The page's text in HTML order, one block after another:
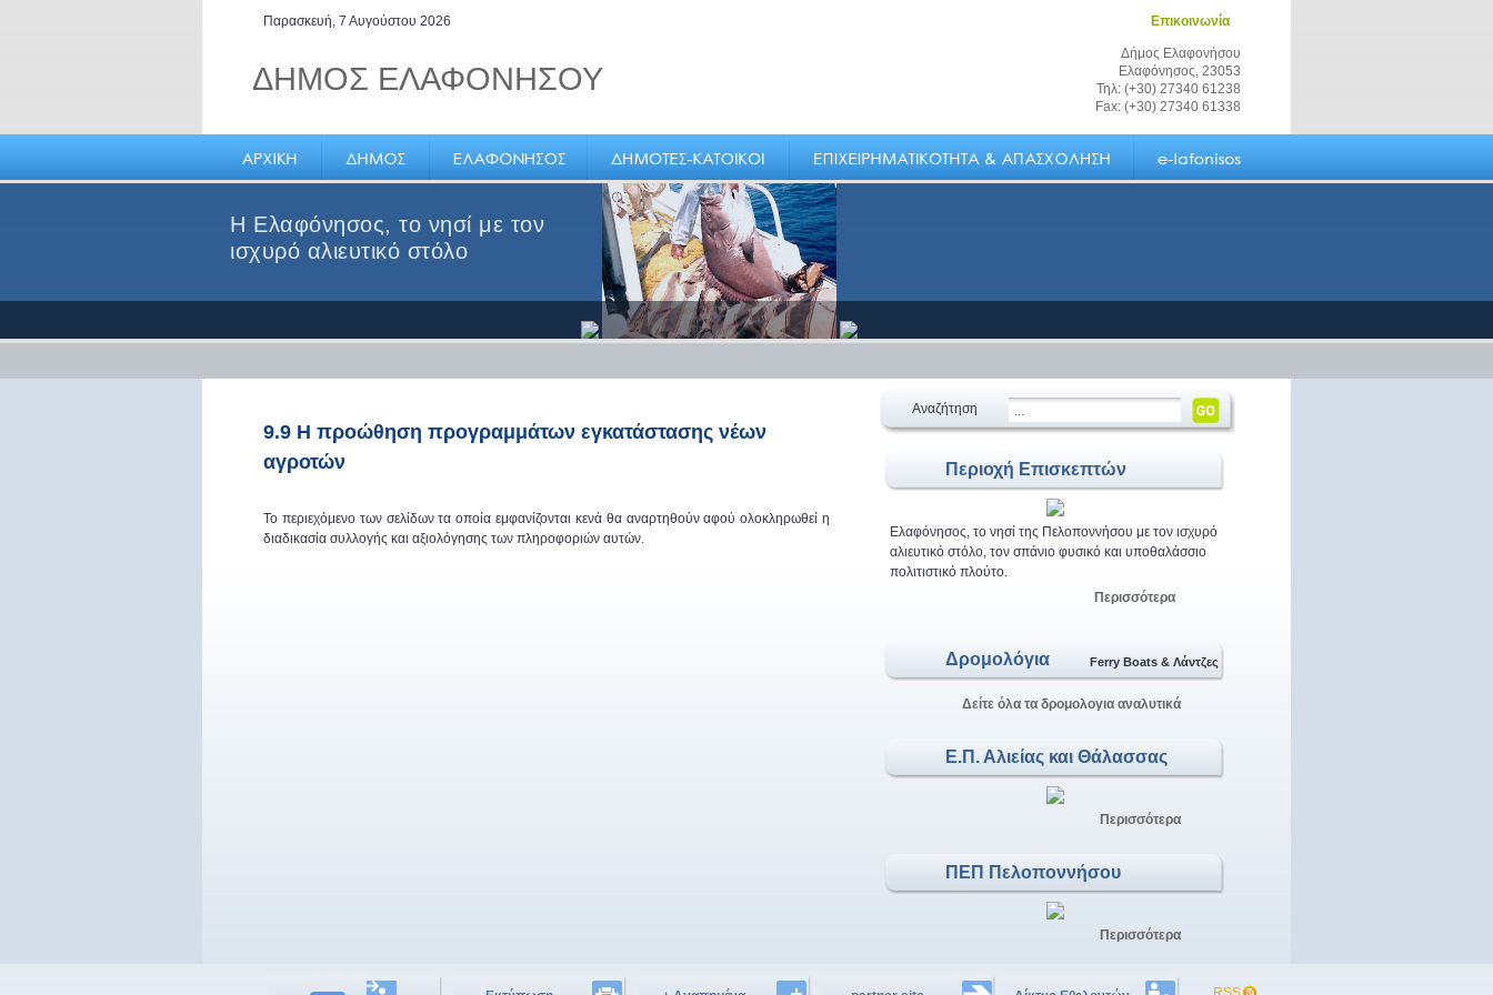
Παρασκευή, 7 Αυγούστου 2026 Επικοινωνία
ΔΗΜΟΣ ΕΛΑΦΟΝΗΣΟΥ
Δήμος Ελαφονήσου
Ελαφόνησος, 23053
Τηλ: (+30) 27340 61238
Fax: (+30) 27340 61338
Η Ελαφόνησος, το νησί με τον
ισχυρό αλιευτικό στόλο
9.9 Η προώθηση προγραμμάτων εγκατάστασης νέων
αγροτών
Το περιεχόμενο των σελίδων τα οποία εμφανίζονται κενά θα αναρτηθούν αφού ολοκληρωθεί η
διαδικασία συλλογής και αξιολόγησης των πληροφοριών αυτών.
Αναζήτηση
Περιοχή Επισκεπτών
Ελαφόνησος, το νησί της Πελοποννήσου με τον ισχυρό
αλιευτικό στόλο, τον σπάνιο φυσικό και υποθαλάσσιο
πολιτιστικό πλούτο.
Περισσότερα
Δρομολόγια Ferry Boats & Λάντζες
Δείτε όλα τα δρομολογια αναλυτικά
Ε.Π. Αλιείας και Θάλασσας
Περισσότερα
ΠΕΠ Πελοποννήσου
Περισσότερα